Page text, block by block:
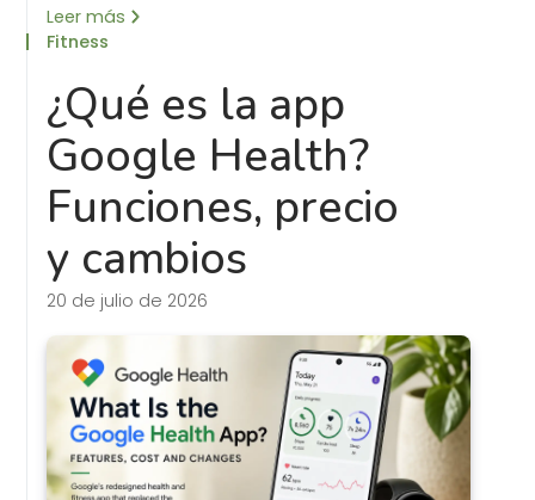
Leer más
Fitness
¿Qué es la app
Google Health?
Funciones, precio
y cambios
20 de julio de 2026